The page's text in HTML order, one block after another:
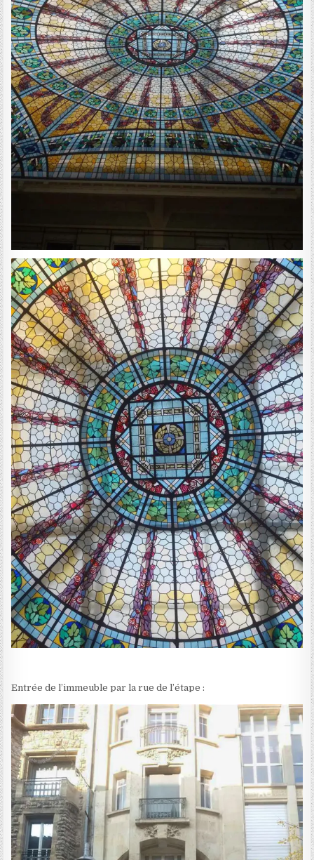
Entrée de l’immeuble par la rue de l’étape :